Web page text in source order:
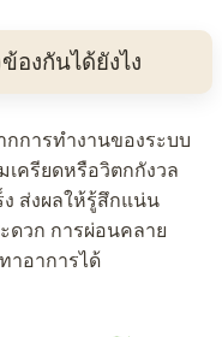
องกันได้ยังไง
การทำงานของระบบ
ครียดหรือวิตกกังวล
ง ส่งผลให้รู้สึกแน่น
ดวก การผ่อนคลาย
าอาการได้